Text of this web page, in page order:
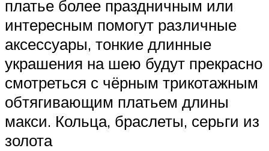
платье более праздничным или
интересным помогут различные
аксессуары, тонкие длинные
украшения на шею будут прекрасно
смотреться с чёрным трикотажным
обтягивающим платьем длины
макси. Кольца, браслеты, серьги из
золота